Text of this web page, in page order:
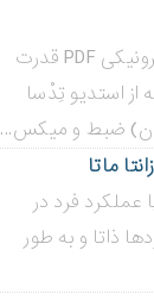
کتاب صوتی و کتاب الکترونیکی PDF قدرت
از استدیو تِدْسا
ضبط و میکس...
ماتا
عملکرد فرد در
ذاتا و به طور